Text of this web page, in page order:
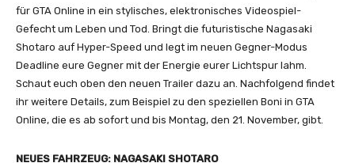
für GTA Online in ein stylisches, elektronisches Videospiel-
Gefecht um Leben und Tod. Bringt die futuristische Nagasaki
Shotaro auf Hyper-Speed und legt im neuen Gegner-Modus
Deadline eure Gegner mit der Energie eurer Lichtspur lahm.
Schaut euch oben den neuen Trailer dazu an. Nachfolgend findet
ihr weitere Details, zum Beispiel zu den speziellen Boni in GTA
Online, die es ab sofort und bis Montag, den 21. November, gibt.
NEUES FAHRZEUG: NAGASAKI SHOTARO